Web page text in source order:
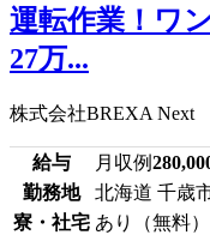
運転作業！ワ
27万...
株式会社BREXA Next
給与 月収例
勤務地
北海道 千歳
寮・社宅 あり（無料）